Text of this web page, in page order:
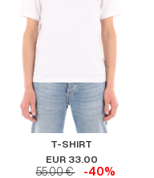
T-SHIRT
EUR 33.00
55.00 € -40%